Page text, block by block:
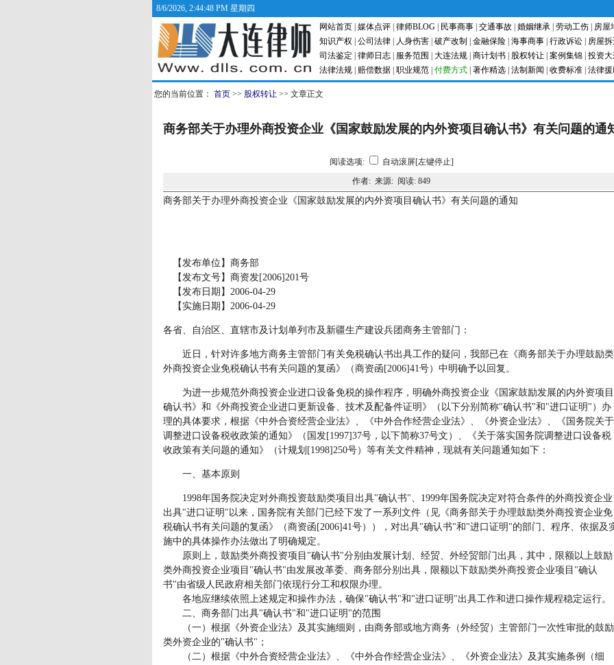
8/6/2026, 2:44:48 PM 星期四
网站首页 媒体点评 律师BLOG 民事商事 交通事故 婚姻继承 劳动工伤
房屋
知识产权
公司法律 人身伤害 破产改制 金融保险 海事商事 行政诉讼
房屋
司法鉴定
律师日志 服务范围 大连法规 商计划书 股权转让 案例集锦 投资
法律法规
赔偿数据 职业规范 付费方式 著作精选 法制新闻 收费标准 法律
您的当前位置： 首页 >> 股权转让 >> 文章正文
商务部关于办理外商投资企业《国家鼓励发展的内外资项目确认书》有关问题的通
阅读选项:
自动滚屏[左键停止]
作者: 来源: 阅读: 849
商务部关于办理外商投资企业《国家鼓励发展的内外资项目确认书》有关问题的通知
【发布单位】商务部
【发布文号】商资发[2006]201号
【发布日期】2006-04-29
【实施日期】2006-04-29
各省、自治区、直辖市及计划单列市及新疆生产建设兵团商务主管部门：
近日，针对许多地方商务主管部门有关免税确认书出具工作的疑问，我部已在《商务部关于办理鼓励类
外商投资企业免税确认书有关问题的复函》（商资函[2006]41号）中明确予以回复。
为进一步规范外商投资企业进口设备免税的操作程序，明确外商投资企业《国家鼓励发展的内外资项目
确认书》和《外商投资企业进口更新设备、技术及配备件证明》（以下分别简称"确认书"和"进口证明"）办
理的具体要求，根据《中外合资经营企业法》、《中外合作经营企业法》、《外资企业法》、《国务院关于
调整进口设备税收政策的通知》（国发[1997]37号，以下简称37号文）、《关于落实国务院调整进口设备税
收政策有关问题的通知》（计规划[1998]250号）等有关文件精神，现就有关问题通知如下：
一、基本原则
1998年国务院决定对外商投资鼓励类项目出具"确认书"、1999年国务院决定对符合条件的外商投资企业
出具"进口证明"以来，国务院有关部门已经下发了一系列文件（见《商务部关于办理鼓励类外商投资企业免
税确认书有关问题的复函》（商资函[2006]41号）），对出具"确认书"和"进口证明"的部门、程序、依据及
施中的具体操作办法做出了明确规定。
原则上，鼓励类外商投资项目"确认书"分别由发展计划、经贸、外经贸部门出具，其中，限额以上鼓励
类外商投资企业项目"确认书"由发展改革委、商务部分别出具，限额以下鼓励类外商投资企业项目"确认
书"由省级人民政府相关部门依现行分工和权限办理。
各地应继续依照上述规定和操作办法，确保"确认书"和"进口证明"出具工作和进口操作规程稳定运行。
二、商务部门出具"确认书"和"进口证明"的范围
（一）根据《外资企业法》及其实施细则，由商务部或地方商务（外经贸）主管部门一次性审批的鼓励
类外资企业的"确认书"；
（二）根据《中外合资经营企业法》、《中外合作经营企业法》、《外资企业法》及其实施条例（细